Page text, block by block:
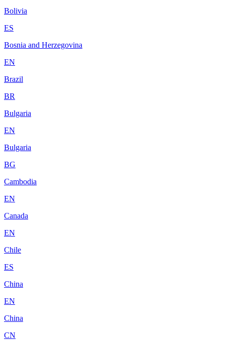
Bolivia
ES
Bosnia and Herzegovina
EN
Brazil
BR
Bulgaria
EN
Bulgaria
BG
Cambodia
EN
Canada
EN
Chile
ES
China
EN
China
CN